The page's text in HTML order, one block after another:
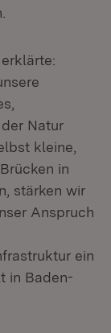
Natur
kleine,
in
stärken wir
Anspruch
ein
in Baden-